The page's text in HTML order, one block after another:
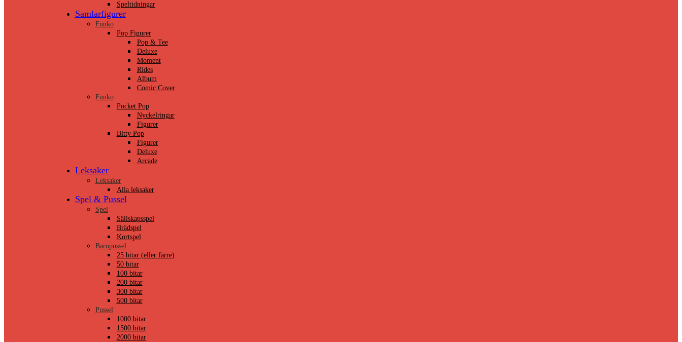
Speltidningar
Samlarfigurer
Funko
Pop Figurer
Pop & Tee
Deluxe
Moment
Rides
Album
Comic Cover
Funko
Pocket Pop
Nyckelringar
Figurer
Bitty Pop
Figurer
Deluxe
Arcade
Leksaker
Leksaker
Alla leksaker
Spel & Pussel
Spel
Sällskapsspel
Brädspel
Kortspel
Barnpussel
25 bitar (eller färre)
50 bitar
100 bitar
200 bitar
300 bitar
500 bitar
Pussel
1000 bitar
1500 bitar
2000 bitar